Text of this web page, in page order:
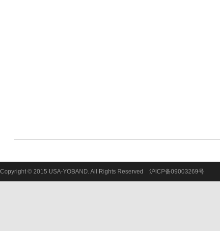
Copyright © 2015 USA-YOBAND. All Rights Reserved 沪ICP备09003269号